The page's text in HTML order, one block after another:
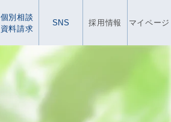
個別相談
資料請求
SNS 採用情報 マイページ